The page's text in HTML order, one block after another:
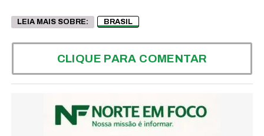
LEIA MAIS SOBRE: BRASIL
CLIQUE PARA COMENTAR